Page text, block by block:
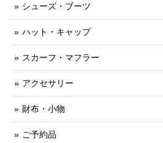
シューズ・ブーツ
ハット・キャップ
スカーフ・マフラー
アクセサリー
財布・小物
ご予約品